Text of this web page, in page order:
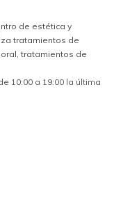
de estética y
tratamientos de
tratamientos de
10:00 a 19:00 la última